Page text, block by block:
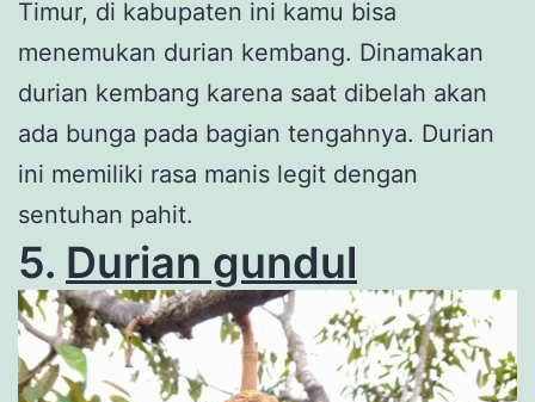
Timur, di kabupaten ini kamu bisa
menemukan durian kembang. Dinamakan
durian kembang karena saat dibelah akan
ada bunga pada bagian tengahnya. Durian
ini memiliki rasa manis legit dengan
sentuhan pahit.
5. Durian gundul